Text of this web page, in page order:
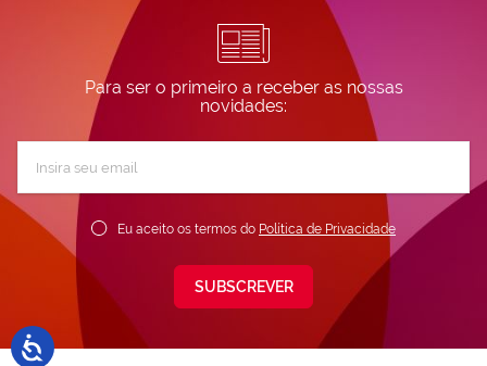
Para ser o primeiro a receber as nossas
novidades:
Newsletter:
Eu aceito os termos do Política de Privacidade
SUBSCREVER